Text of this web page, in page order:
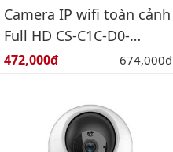
Camera IP wifi toàn cảnh
Full HD CS-C1C-D0-
1D1WFR(C1C 720P) 1Mp
Giá bán:
472,000đ Giá gốc:
674,000đ